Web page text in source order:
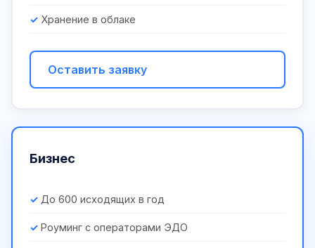
Хранение в облаке
Оставить заявку
Бизнес
До 600 исходящих в год
Роуминг с операторами ЭДО